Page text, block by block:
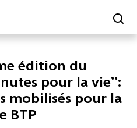
édition du
pour la vie”:
mobilisés pour la
BTP